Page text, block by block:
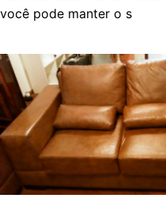
você pode manter o s